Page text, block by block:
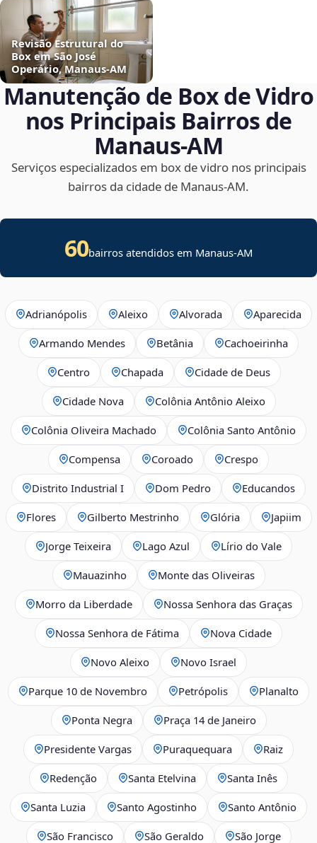
Revisão Estrutural do
Box em São José
Operário, Manaus‑AM
Manutenção de Box de Vidro
nos Principais Bairros de
Manaus‑AM
Serviços especializados em box de vidro nos principais
bairros da cidade de Manaus‑AM.
60bairros atendidos em Manaus-AM
Adrianópolis Aleixo Alvorada Aparecida
Armando Mendes Betânia Cachoeirinha
Centro Chapada Cidade de Deus
Cidade Nova Colônia Antônio Aleixo
Colônia Oliveira Machado Colônia Santo Antônio
Compensa Coroado Crespo
Distrito Industrial I Dom Pedro Educandos
Flores Gilberto Mestrinho Glória Japiim
Jorge Teixeira Lago Azul Lírio do Vale
Mauazinho Monte das Oliveiras
Morro da Liberdade Nossa Senhora das Graças
Nossa Senhora de Fátima Nova Cidade
Novo Aleixo Novo Israel
Parque 10 de Novembro Petrópolis Planalto
Ponta Negra Praça 14 de Janeiro
Presidente Vargas Puraquequara Raiz
Redenção Santa Etelvina Santa Inês
Santa Luzia Santo Agostinho Santo Antônio
São Francisco São Geraldo São Jorge